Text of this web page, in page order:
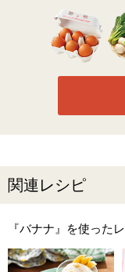
関連レシピ
『バナナ』を使った